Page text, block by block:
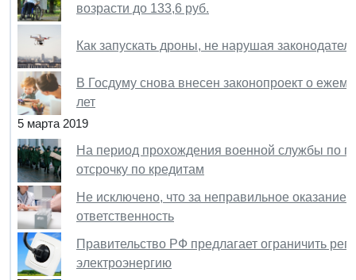
возрасти до 133,6 руб.
Как запускать дроны, не нарушая
В Госдуму снова внесен законопроект о
лет
5 марта 2019
На период прохождения военной службы по
отсрочку по кредитам
Не исключено, что за неправильное
ответственность
Правительство РФ предлагает ограничить
электроэнергию